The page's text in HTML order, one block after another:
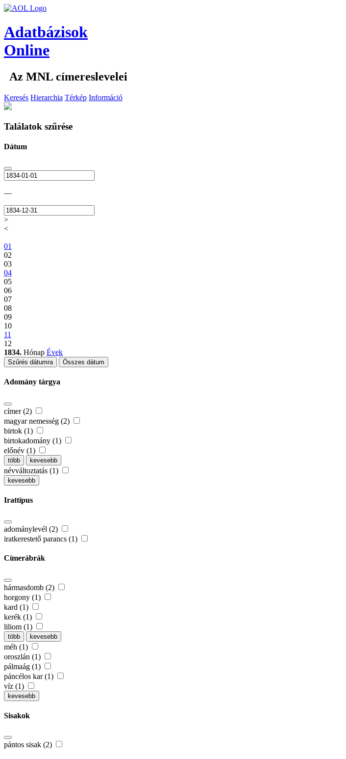
Adatbázisok
Online
Az MNL címereslevelei
Keresés Hierarchia Térkép Információ
Találatok szűrése
Dátum
—
>
<
01
02
03
04
05
06
07
08
09
10
11
12
1834. Hónap Évek
Szűrés dátumra Összes dátum
Adomány tárgya
címer (2)
magyar nemesség (2)
birtok (1)
birtokadomány (1)
előnév (1)
több kevesebb
névváltoztatás (1)
kevesebb
Irattípus
adománylevél (2)
iratkerestető parancs (1)
Címerábrák
hármasdomb (2)
horgony (1)
kard (1)
kerék (1)
liliom (1)
több kevesebb
méh (1)
oroszlán (1)
pálmaág (1)
páncélos kar (1)
víz (1)
kevesebb
Sisakok
pántos sisak (2)